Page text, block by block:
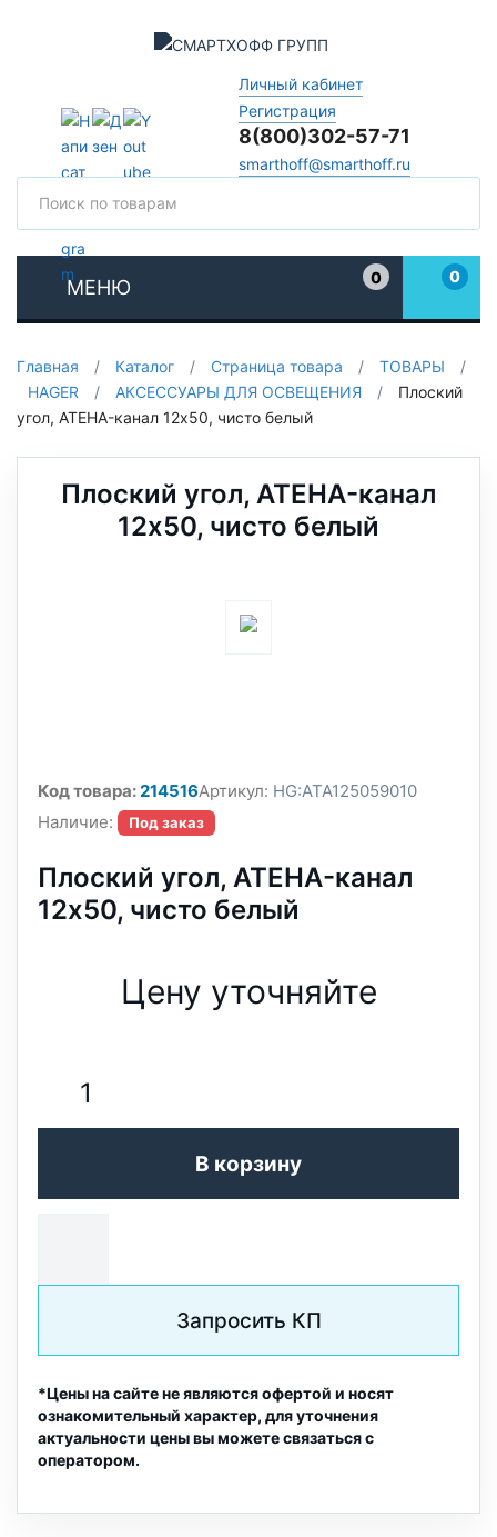
Личный кабинет
Регистрация
8(800)302-57-71
smarthoff@smarthoff.ru
МЕНЮ
0
0
Главная / Каталог / Страница товара / ТОВАРЫ
/
HAGER
/ АКСЕССУАРЫ ДЛЯ ОСВЕЩЕНИЯ /
Плоский
угол, ATEHA-канал 12x50, чисто белый
Плоский угол, ATEHA-канал
12x50, чисто белый
Код товара:214516Артикул: HG:ATA125059010
Наличие:
Под заказ
Плоский угол, ATEHA-канал
12x50, чисто белый
Цену уточняйте
В корзину
Запросить КП
*Цены на сайте не являются офертой и носят
ознакомительный характер, для уточнения
актуальности цены вы можете связаться с
оператором.